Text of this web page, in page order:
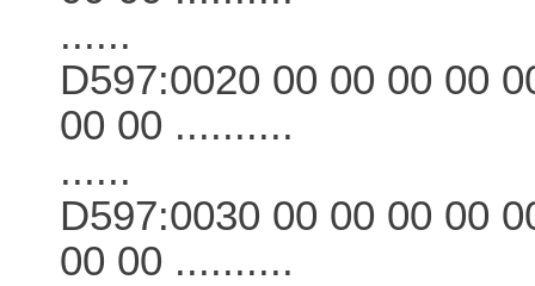
......
D597:0020 00 00 00 00
00 00 ..........
......
D597:0030 00 00 00 00
00 00 ..........